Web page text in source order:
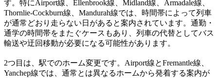
す。特にAirport線、Ellenbrook線、Midland線、Armadale線、
Thornlie-Cockburn線、Mandurah線では、時間帯によって列車
が通常どおり走らない日があると案内されています。通勤・
通学の時間帯をまたぐケースもあり、列車の代替としてバス
輸送や迂回移動が必要になる可能性があります。
2つ目は、駅でのホーム変更です。Airport線とFremantle線、
Yanchep線では、通常とは異なるホームから発着する案内が